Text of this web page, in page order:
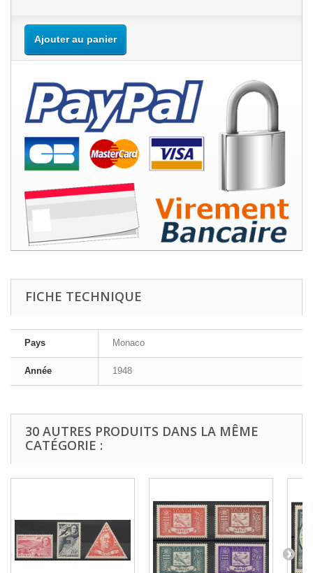
Ajouter au panier
FICHE TECHNIQUE
Pays Monaco
Année 1948
30 AUTRES PRODUITS DANS LA MÊME
CATÉGORIE :